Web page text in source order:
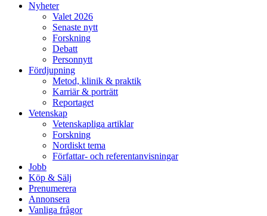
Nyheter
Valet 2026
Senaste nytt
Forskning
Debatt
Personnytt
Fördjupning
Metod, klinik & praktik
Karriär & porträtt
Reportaget
Vetenskap
Vetenskapliga artiklar
Forskning
Nordiskt tema
Författar- och referentanvisningar
Jobb
Köp & Sälj
Prenumerera
Annonsera
Vanliga frågor